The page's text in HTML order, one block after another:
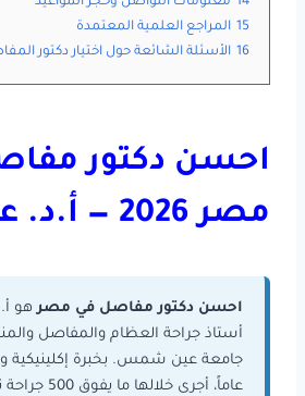
15 المراجع العلمية المعتمدة
16 الأسئلة الشائعة حول اختيار دكتور
احسن دكتور
مصر 2026 — أ.د. عمرو ناجي
احسن دكتور مفاصل في مصر هو
أستاذ جراحة العظام والمفاصل
عاماً، أجرى